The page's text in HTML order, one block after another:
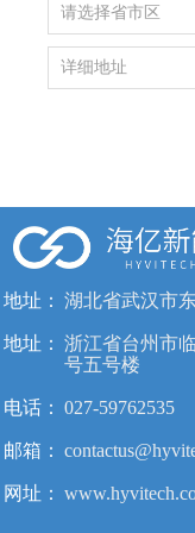
地址： 湖北省武汉市
地址： 浙江省台州市
号五号楼
电话： 027-59762535
邮箱：
网址：